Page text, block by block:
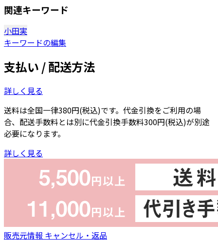
関連キーワード
小田実
キーワードの編集
支払い / 配送方法
詳しく見る
送料は全国一律380円(税込)です。代金引換をご利用の場
合、配送手数料とは別に代金引換手数料300円(税込)が別途
必要になります。
詳しく見る
販売元情報 キャンセル・返品